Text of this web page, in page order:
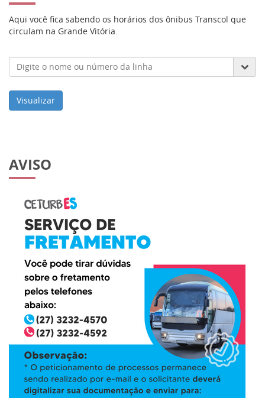
Aqui você fica sabendo os horários dos ônibus Transcol que
circulam na Grande Vitória.
Visualizar
AVISO